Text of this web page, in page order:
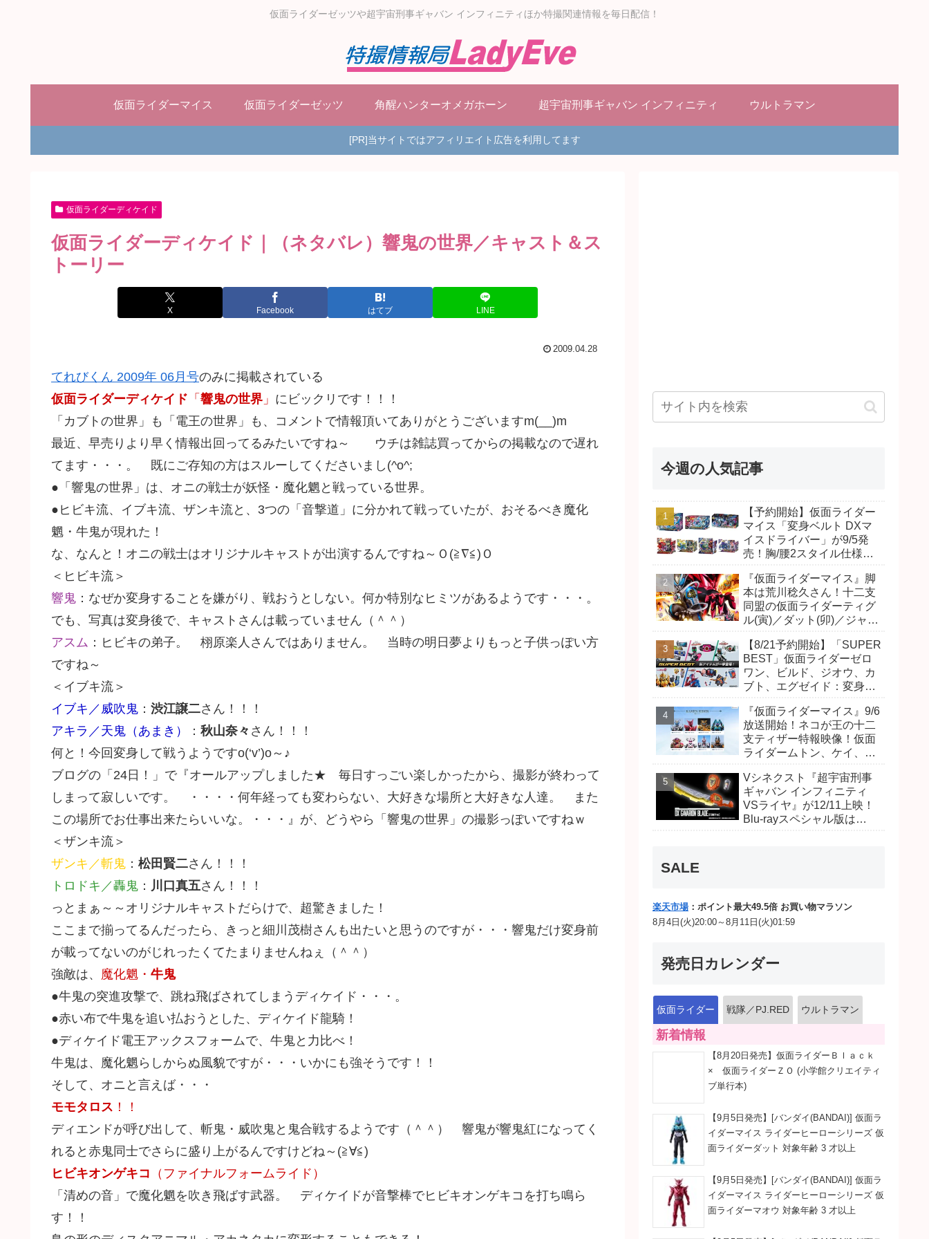
仮面ライダーゼッツや超宇宙刑事ギャバン インフィニティほか特撮関連情報を毎日配信！
仮面ライダーマイス 仮面ライダーゼッツ 角醒ハンターオメガホーン 超宇宙刑事ギャバン インフィニティ ウルトラマン
[PR]当サイトではアフィリエイト広告を利用してます
仮面ライダーディケイド
仮面ライダーディケイド｜（ネタバレ）響鬼の世界／キャスト＆ス
トーリー
X Facebook はてブ LINE
2009.04.28
てれびくん 2009年 06月号のみに掲載されている
仮面ライダーディケイド 「響鬼の世界 」 にビックリです！！！
「カブトの世界」も「電王の世界」も、コメントで情報頂いてありがとうございますm(__)m
最近、早売りより早く情報出回ってるみたいですね～ ウチは雑誌買ってからの掲載なので遅れ
てます・・・。 既にご存知の方はスルーしてくださいまし(^o^;
●「響鬼の世界」は、オニの戦士が妖怪・魔化魍と戦っている世界。
●ヒビキ流、イブキ流、ザンキ流と、3つの「音撃道」に分かれて戦っていたが、おそるべき魔化
魍・牛鬼が現れた！
な、なんと！オニの戦士はオリジナルキャストが出演するんですね～Ｏ(≧∇≦)Ｏ
＜ヒビキ流＞
響鬼 ：なぜか変身することを嫌がり、戦おうとしない。何か特別なヒミツがあるようです・・・。
でも、写真は変身後で、キャストさんは載っていません（＾＾）
アスム ：ヒビキの弟子。 栩原楽人さんではありません。 当時の明日夢よりもっと子供っぽい方
ですね～
＜イブキ流＞
イブキ／威吹鬼 ： 渋江譲二さん！！！
アキラ／天鬼（あまき）
： 秋山奈々 さん！！！
何と！今回変身して戦うようですο(‘v’)ο～♪
ブログの「24日！」で『オールアップしました★ 毎日すっごい楽しかったから、撮影が終わって
しまって寂しいです。 ・・・・何年経っても変わらない、大好きな場所と大好きな人達。 また
この場所でお仕事出来たらいいな。・・・』が、どうやら「響鬼の世界」の撮影っぽいですねｗ
＜ザンキ流＞
ザンキ／斬鬼 ： 松田賢二さん！！！
トロドキ／轟鬼 ： 川口真五さん！！！
っとまぁ～～オリジナルキャストだらけで、超驚きました！
ここまで揃ってるんだったら、きっと細川茂樹さんも出たいと思うのですが・・・響鬼だけ変身前
が載ってないのがじれったくてたまりませんねぇ（＾＾）
強敵は、 魔化魍・ 牛鬼
●牛鬼の突進攻撃で、跳ね飛ばされてしまうディケイド・・・。
●赤い布で牛鬼を追い払おうとした、ディケイド龍騎！
●ディケイド電王アックスフォームで、牛鬼と力比べ！
牛鬼は、魔化魍らしからぬ風貌ですが・・・いかにも強そうです！！
そして、オニと言えば・・・
モモタロス ！！
ディエンドが呼び出して、斬鬼・威吹鬼と鬼合戦するようです（＾＾） 響鬼が響鬼紅になってく
れると赤鬼同士でさらに盛り上がるんですけどね～(≧∀≦)
ヒビキオンゲキコ （ファイナルフォームライド）
「清めの音」で魔化魍を吹き飛ばす武器。 ディケイドが音撃棒でヒビキオンゲキコを打ち鳴ら
す！！
今週の人気記事
【予約開始】仮面ライダー
マイス「変身ベルト DXマ
イスドライバー」が9/5発
売！胸/腰2スタイル仕様！
ッシュ、ジャオ/バイト、ケ
イ/ショットボーンバックル
も！
『仮面ライダーマイス』脚
本は荒川稔久さん！十二支
同盟の仮面ライダーティグ
ル(寅)／ダット(卯)／ジャオ
尾達臣のキャストが発表！
トリガーのアキト金子隼也
さんも変身！
【8/21予約開始】「SUPER
BEST」仮面ライダーゼロ
ワン、ビルド、ジオウ、カ
ブト、エグゼイド：変身ベ
ー、DXネオディケイドライ
バー、DXホッパーゼクター
ほか12点！
『仮面ライダーマイス』9/6
放送開始！ネコが王の十二
支ティザー特報映像！仮面
ライダームトン、ケイ、ヴ
開！ライダーは子丑寅卯辰
巳午未申酉戌亥猫猫の14
人⁉
Vシネクスト『超宇宙刑事
ギャバン インフィニティ
VSライヤ』が12/11上映！
Blu-rayスペシャル版は
SALE
楽天市場 ：ポイント最大49.5倍 お買い物マラソン
8月4日(火)20:00～8月11日(火)01:59
発売日カレンダー
仮面ライダー 戦隊／PJ.RED ウルトラマン
新着情報
【8月20日発売】仮面ライダーＢｌａｃｋ
× 仮面ライダーＺＯ (小学館クリエイティ
ブ単行本)
【9月5日発売】[バンダイ(BANDAI)] 仮面ラ
イダーマイス ライダーヒーローシリーズ 仮
面ライダーダット 対象年齢 3 才以上
【9月5日発売】[バンダイ(BANDAI)] 仮面ラ
イダーマイス ライダーヒーローシリーズ 仮
面ライダーマオウ 対象年齢 3 才以上